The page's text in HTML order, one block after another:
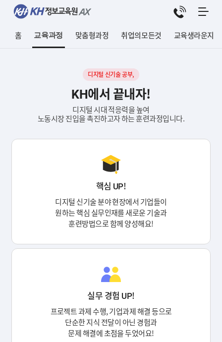
홈 교육과정 맞춤형과정 취업의모든것
교육생라운지
디지털 신기술 공부,
KH에서 끝내자!
디지털 시대 적응력을 높여
노동시장 진입을 촉진하고자 하는 훈련과정입니다.
핵심 UP!
디지털 신기술 분야 현장에서 기업들이
원하는 핵심 실무인재를 새로운 기술과
훈련방법으로 함께 양성해요!
실무 경험 UP!
프로젝트 과제 수행, 기업과제 해결 등으로
단순한 지식 전달이 아닌 경험과
문제 해결에 초점을 두었어요!